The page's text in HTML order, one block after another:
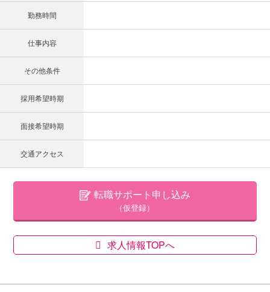
勤務時間
仕事内容
その他条件
採用希望時期
面接希望時期
交通アクセス
転職サポート申し込み
（仮登録）
求人情報TOPへ